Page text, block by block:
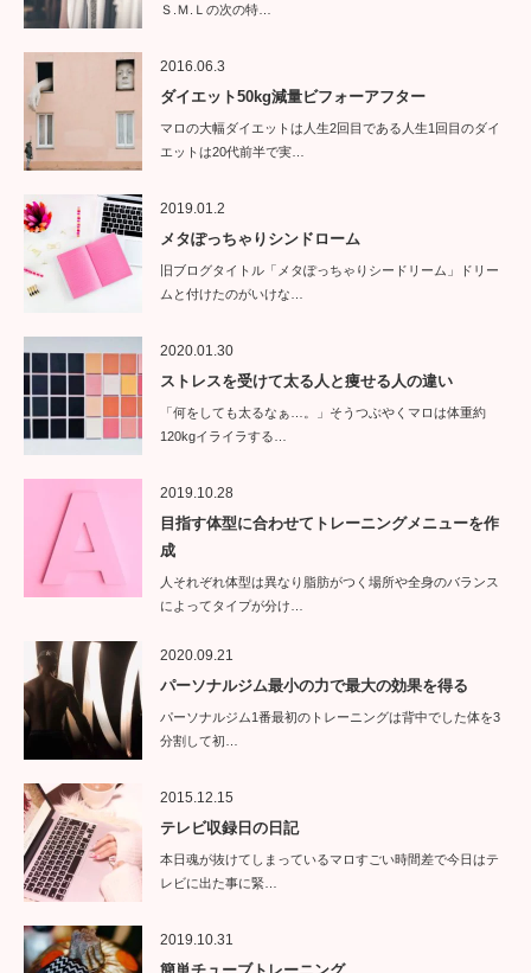
Ｓ.Ｍ.Ｌの次の特…
2016.06.3
ダイエット50kg減量ビフォーアフター
マロの大幅ダイエットは人生2回目である人生1回目のダイ
エットは20代前半で実…
2019.01.2
メタぽっちゃりシンドローム
旧ブログタイトル「メタぽっちゃりシードリーム」ドリー
ムと付けたのがいけな…
2020.01.30
ストレスを受けて太る人と痩せる人の違い
「何をしても太るなぁ…。」そうつぶやくマロは体重約
120kgイライラする…
2019.10.28
目指す体型に合わせてトレーニングメニューを作
成
人それぞれ体型は異なり脂肪がつく場所や全身のバランス
によってタイプが分け…
2020.09.21
パーソナルジム最小の力で最大の効果を得る
パーソナルジム1番最初のトレーニングは背中でした体を3
分割して初…
2015.12.15
テレビ収録日の日記
本日魂が抜けてしまっているマロすごい時間差で今日はテ
レビに出た事に緊…
2019.10.31